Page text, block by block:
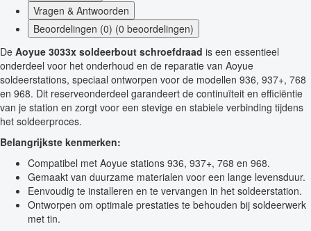
Vragen & Antwoorden
Beoordelingen (0) (0 beoordelingen)
De Aoyue 3033x soldeerbout schroefdraad is een essentieel
onderdeel voor het onderhoud en de reparatie van Aoyue
soldeerstations, speciaal ontworpen voor de modellen 936, 937+, 768
en 968. Dit reserveonderdeel garandeert de continuïteit en efficiëntie
van je station en zorgt voor een stevige en stabiele verbinding tijdens
het soldeerproces.
Belangrijkste kenmerken:
Compatibel met Aoyue stations 936, 937+, 768 en 968.
Gemaakt van duurzame materialen voor een lange levensduur.
Eenvoudig te installeren en te vervangen in het soldeerstation.
Ontworpen om optimale prestaties te behouden bij soldeerwerk
met tin.